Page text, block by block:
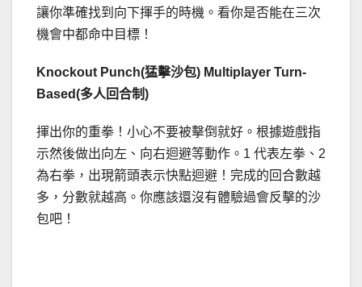
讓你準確找到向下揮手的時機。看你是否能在三次
機會中都命中目標！
Knockout Punch(猛擊沙包) Multiplayer Turn-
Based(多人回合制)
揮出你的重拳！小心不要被擊倒就好。根據遊戲指
示然後做出向左、向右迴避等動作。1 代表左拳、2
為右拳，出現箭頭表示快點迴避！完成的回合數越
多，分數就越高。你應該還沒有體驗過會反擊的沙
包吧！